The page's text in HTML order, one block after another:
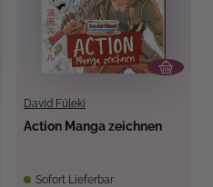
David Füleki
Action Manga zeichnen
Sofort Lieferbar